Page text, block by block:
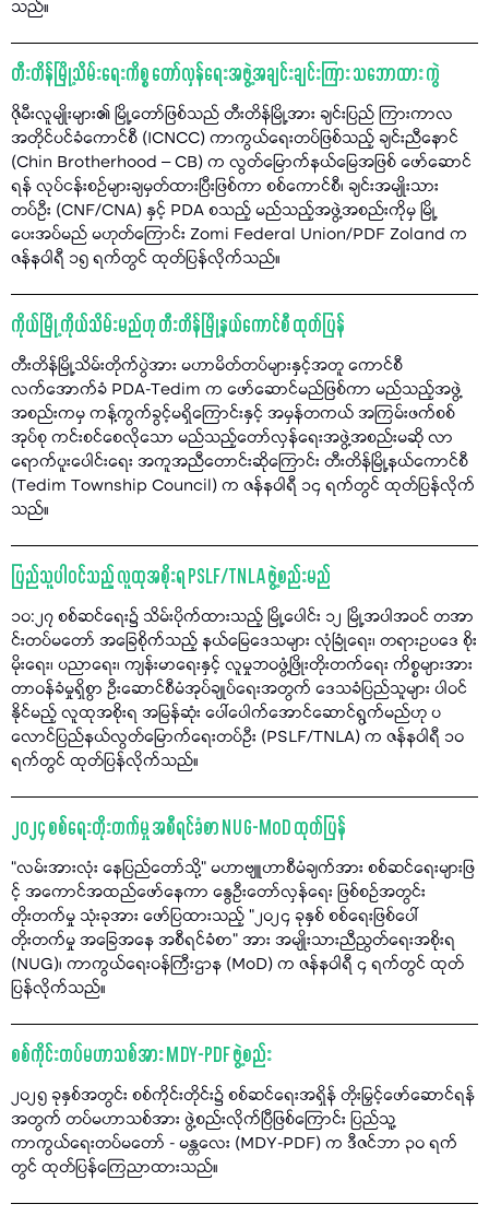
သည်။
တီးတိန်မြို့သိမ်းရေးကိစ္စ တော်လှန်ရေးအဖွဲ့အချင်းချင်းကြား သဘောထား ကွဲ
ဇိုမီးလူမျိုးများ၏ မြို့တော်ဖြစ်သည် တီးတိန်မြို့အား ချင်းပြည် ကြားကာလ
အတိုင်ပင်ခံကောင်စီ (ICNCC) ကာကွယ်ရေးတပ်ဖြစ်သည့် ချင်းညီနောင်
(Chin Brotherhood – CB) က လွတ်မြောက်နယ်မြေအဖြစ် ဖော်ဆောင်
ရန် လုပ်ငန်းစဉ်များချမှတ်ထားပြီးဖြစ်ကာ စစ်ကောင်စီ၊ ချင်းအမျိုးသား
တပ်ဦး (CNF/CNA) နှင့် PDA စသည့် မည်သည့်အဖွဲ့အစည်းကိုမှ မြို့
ပေးအပ်မည် မဟုတ်ကြောင်း Zomi Federal Union/PDF Zoland က
ဇန်နဝါရီ ၁၅ ရက်တွင် ထုတ်ပြန်လိုက်သည်။
ကိုယ်မြို့ ကိုယ်သိမ်းမည်ဟု တီးတိန်မြို့နယ်ကောင်စီ ထုတ်ပြန်
တီးတိန်မြို့သိမ်းတိုက်ပွဲအား မဟာမိတ်တပ်များနှင့်အတူ ကောင်စီ
လက်အောက်ခံ PDA-Tedim က ဖော်ဆောင်မည်ဖြစ်ကာ မည်သည့်အဖွဲ့
အစည်းကမှ ကန့်ကွက်ခွင့်မရှိကြောင်းနှင့် အမှန်တကယ် အကြမ်းဖက်စစ်
အုပ်စု ကင်းစင်စေလိုသော မည်သည့်တော်လှန်ရေးအဖွဲ့အစည်းမဆို လာ
ရောက်ပူးပေါင်းရေး အကူအညီတောင်းဆိုကြောင်း တီးတိန်မြို့နယ်ကောင်စီ
(Tedim Township Council) က ဇန်နဝါရီ ၁၄ ရက်တွင် ထုတ်ပြန်လိုက်
သည်။
ပြည်သူပါဝင်သည့် လူထုအစိုးရ PSLF/TNLA ဖွဲ့စည်းမည်
၁၀:၂၇ စစ်ဆင်ရေး၌ သိမ်းပိုက်ထားသည့် မြို့ပေါင်း ၁၂ မြို့အပါအဝင် တအာ
င်းတပ်မတော် အခြေစိုက်သည့် နယ်မြေဒေသများ လုံခြုံရေး၊ တရားဥပဒေ စိုး
မိုးရေး၊ ပညာရေး၊ ကျန်းမာရေးနှင့် လူမှုဘဝဖွံ့ဖြိုးတိုးတက်ရေး ကိစ္စများအား
တာဝန်ခံမှုရှိစွာ ဦးဆောင်စီမံအုပ်ချုပ်ရေးအတွက် ဒေသခံပြည်သူများ ပါဝင်
နိုင်မည့် လူထုအစိုးရ အမြန်ဆုံး ပေါ်ပေါက်အောင်ဆောင်ရွက်မည်ဟု ပ
လောင်ပြည်နယ်လွတ်မြောက်ရေးတပ်ဦး (PSLF/TNLA) က ဇန်နဝါရီ ၁၀
ရက်တွင် ထုတ်ပြန်လိုက်သည်။
၂၀၂၄ စစ်ရေးတိုးတက်မှု အစီရင်ခံစာ NUG-MoD ထုတ်ပြန်
“လမ်းအားလုံး နေပြည်တော်သို့" မဟာဗျူဟာစီမံချက်အား စစ်ဆင်ရေးများဖြ
င့် အကောင်အထည်ဖော်နေကာ နွေဦးတော်လှန်ရေး ဖြစ်စဉ်အတွင်း
တိုးတက်မှု သုံးခုအား ဖော်ပြထားသည့် "၂၀၂၄ ခုနှစ် စစ်ရေးဖြစ်ပေါ်
တိုးတက်မှု အခြေအနေ အစီရင်ခံစာ" အား အမျိုးသားညီညွတ်ရေးအစိုးရ
(NUG)၊ ကာကွယ်ရေးဝန်ကြီးဌာန (MoD) က ဇန်နဝါရီ ၄ ရက်တွင် ထုတ်
ပြန်လိုက်သည်။
စစ်ကိုင်းတပ်မဟာသစ်အား MDY-PDF ဖွဲ့စည်း
၂၀၂၅ ခုနှစ်အတွင်း စစ်ကိုင်းတိုင်း၌ စစ်ဆင်ရေးအရှိန် တိုးမြှင့်ဖော်ဆောင်ရန်
အတွက် တပ်မဟာသစ်အား ဖွဲ့စည်းလိုက်ပြီဖြစ်ကြောင်း ပြည်သူ့
ကာကွယ်ရေးတပ်မတော် - မန္တလေး (MDY-PDF) က ဒီဇင်ဘာ ၃၀ ရက်
တွင် ထုတ်ပြန်ကြေညာထားသည်။